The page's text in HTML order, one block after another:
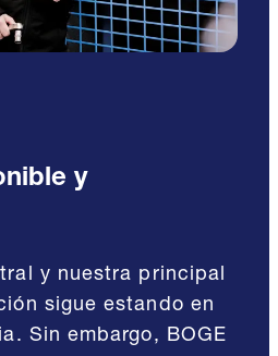
y
y nuestra principal
sigue estando en
Sin embargo, BOGE